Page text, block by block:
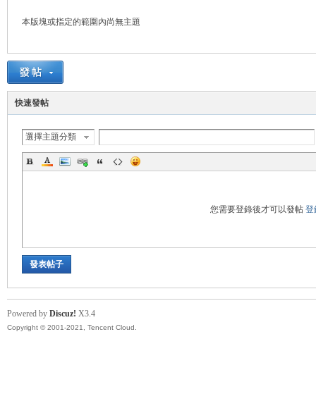
悠
本版塊或指定的範圍內尚無主題
快速發帖
選擇主題分類
您需要登錄後才可以發帖 登
發表帖子
Powered by Discuz! X3.4
Copyright © 2001-2021, Tencent Cloud.